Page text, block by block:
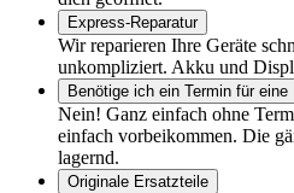
Express-Reparatur
Wir reparieren Ihre Geräte
unkompliziert. Akku und
Benötige ich ein Termin für eine
Nein! Ganz einfach ohne
einfach vorbeikommen. Die
lagernd.
Originale Ersatzteile